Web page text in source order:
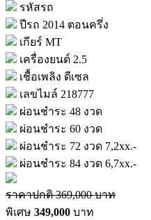
รหัสรถ
ปีรถ 2014 ตอนครึ่ง
เกียร์ MT
เครื่องยนต์ 2.5
เชื้อเพลิง ดีเซล
เลขไมล์ 218777
ผ่อนชำระ 48 งวด
ผ่อนชำระ 60 งวด
ผ่อนชำระ 72 งวด 7,2xx.-
ผ่อนชำระ 84 งวด 6,7xx.-
ราคาปกติ 369,000 บาท
พิเศษ 349,000 บาท